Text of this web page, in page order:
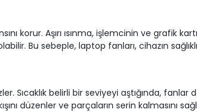
korur. Aşırı ısınma, işlemcinin ve grafik
Bu sebeple, laptop fanları, cihazın
Sıcaklık belirli bir seviyeyi aştığında,
düzenler ve parçaların serin kalmasını